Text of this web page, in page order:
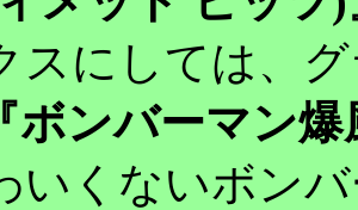
スにしては、
ボンバーマン
いくないボン